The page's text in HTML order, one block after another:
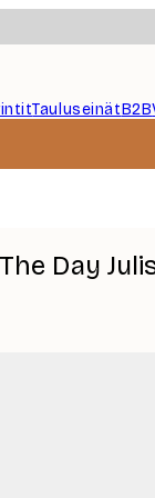
TauluseinätB2B
Day